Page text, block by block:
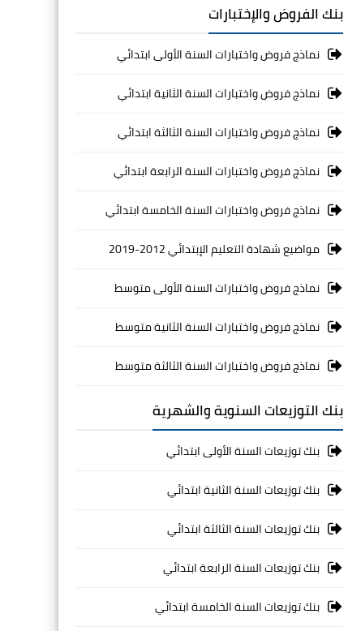
بنك الفروض والإختبارات
نماذج فروض واختبارات السنة الأولى ابتدائي
نماذج فروض واختبارات السنة الثانية ابتدائي
نماذج فروض واختبارات السنة الثالثة ابتدائي
نماذج فروض واختبارات السنة الرابعة ابتدائي
نماذج فروض واختبارات السنة الخامسة ابتدائي
مواضيع شهادة التعليم الإبتدائي 2012-2019
نماذج فروض واختبارات السنة الأولى متوسط
نماذج فروض واختبارات السنة الثانية متوسط
نماذج فروض واختبارات السنة الثالثة متوسط
بنك التوزيعات السنوية والشهرية
بنك توزيعات السنة الأولى ابتدائي
بنك توزيعات السنة الثانية ابتدائي
بنك توزيعات السنة الثالثة ابتدائي
بنك توزيعات السنة الرابعة ابتدائي
بنك توزيعات السنة الخامسة ابتدائي